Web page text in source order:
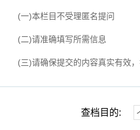
(一)本栏目不受理匿名提问
(二)请准确填写所需信息
(三)请确保提交的内容真实有效
查档目的: